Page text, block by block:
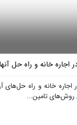
اجاره خانه و راه حل آنها
خانه و راه حل‌های
روش‌های تامین...